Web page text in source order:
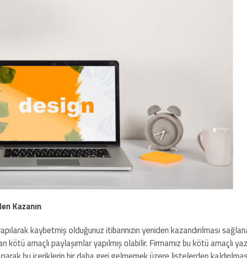
Kazanın
kaybetmiş olduğunuz itibarınızın yeniden kazandırılması
amaçlı paylaşımlar yapılmış olabilir. Firmamız bu kötü amaçlı